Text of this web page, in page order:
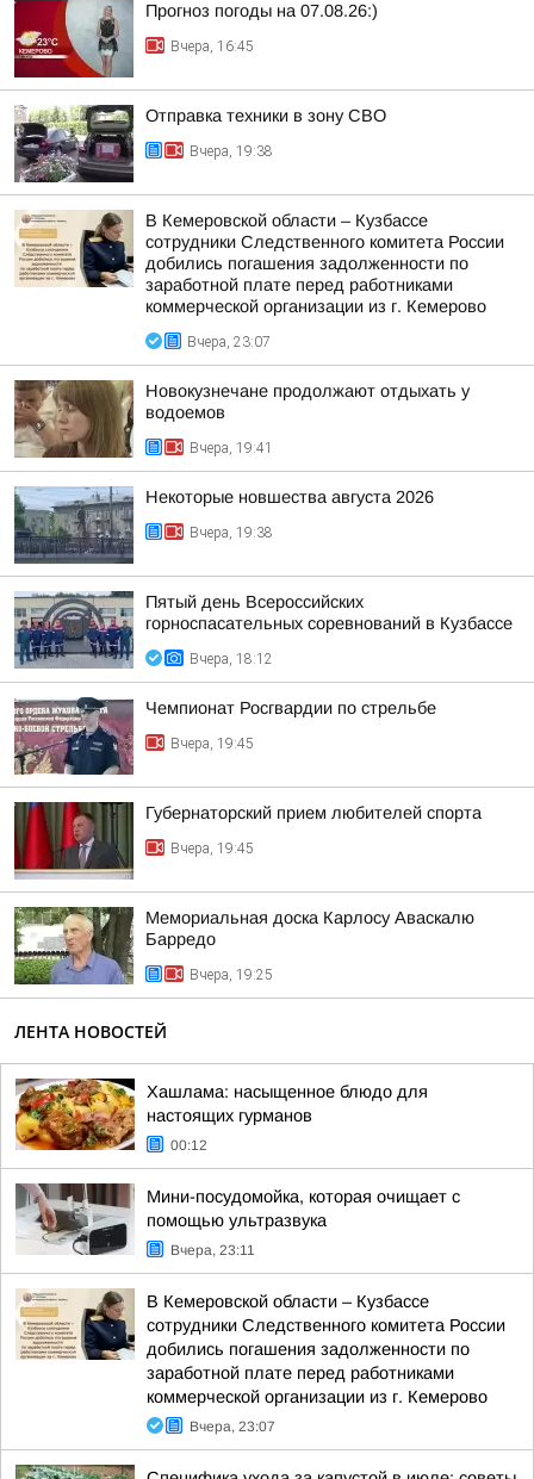
Прогноз погоды на 07.08.26:)
Вчера, 16:45
Отправка техники в зону СВО
Вчера, 19:38
В Кемеровской области – Кузбассе
сотрудники Следственного комитета России
добились погашения задолженности по
заработной плате перед работниками
коммерческой организации из г. Кемерово
Вчера, 23:07
Новокузнечане продолжают отдыхать у
водоемов
Вчера, 19:41
Некоторые новшества августа 2026
Вчера, 19:38
Пятый день Всероссийских
горноспасательных соревнований в Кузбассе
Вчера, 18:12
Чемпионат Росгвардии по стрельбе
Вчера, 19:45
Губернаторский прием любителей спорта
Вчера, 19:45
Мемориальная доска Карлосу Аваскалю
Барредо
Вчера, 19:25
ЛЕНТА НОВОСТЕЙ
Хашлама: насыщенное блюдо для
настоящих гурманов
00:12
Мини-посудомойка, которая очищает с
помощью ультразвука
Вчера, 23:11
В Кемеровской области – Кузбассе
сотрудники Следственного комитета России
добились погашения задолженности по
заработной плате перед работниками
коммерческой организации из г. Кемерово
Вчера, 23:07